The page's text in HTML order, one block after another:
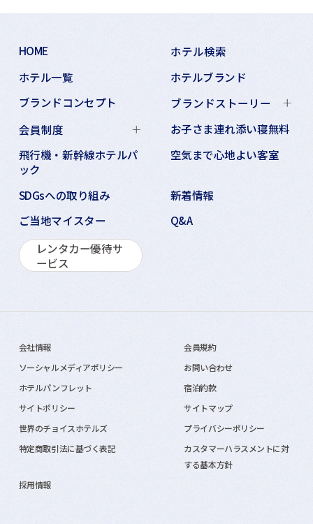
HOME
ホテル検索
ホテル一覧
ホテルブランド
ブランドコンセプト
ブランドストーリー
会員制度
お子さま連れ添い寝無料
飛行機・新幹線ホテルパ
ック
空気まで心地よい客室
SDGsへの取り組み
新着情報
ご当地マイスター
Q&A
レンタカー優待サ
ービス
会社情報
会員規約
ソーシャルメディアポリシー
お問い合わせ
ホテルパンフレット
宿泊約款
サイトポリシー
サイトマップ
世界のチョイスホテルズ
プライバシーポリシー
特定商取引法に基づく表記
カスタマーハラスメントに対
する基本方針
採用情報